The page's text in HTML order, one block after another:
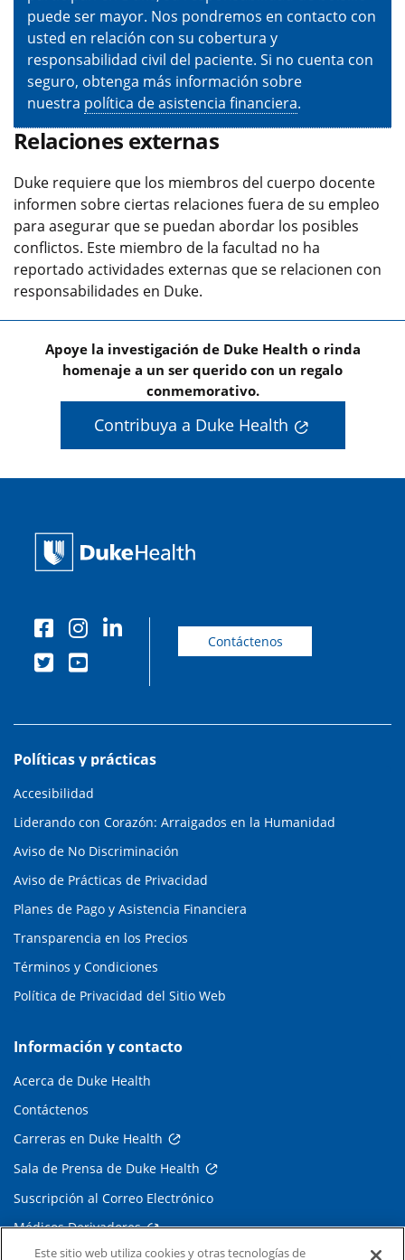
puede ser mayor. Nos pondremos en contacto con
usted en relación con su cobertura y
responsabilidad civil del paciente. Si no cuenta con
seguro, obtenga más información sobre
nuestra política de asistencia financiera.
Relaciones externas
Duke requiere que los miembros del cuerpo docente
informen sobre ciertas relaciones fuera de su empleo
para asegurar que se puedan abordar los posibles
conflictos. Este miembro de la facultad no ha
reportado actividades externas que se relacionen con
responsabilidades en Duke.
Apoye la investigación de Duke Health o rinda
homenaje a un ser querido con un regalo
conmemorativo.
Contribuya a Duke Health
Contáctenos
Políticas y prácticas
Accesibilidad
Liderando con Corazón: Arraigados en la Humanidad
Aviso de No Discriminación
Aviso de Prácticas de Privacidad
Planes de Pago y Asistencia Financiera
Transparencia en los Precios
Términos y Condiciones
Política de Privacidad del Sitio Web
Información y contacto
Acerca de Duke Health
Contáctenos
Carreras en Duke Health
Sala de Prensa de Duke Health
Suscripción al Correo Electrónico
Médicos Derivadores
Este sitio web utiliza cookies y otras tecnologías de